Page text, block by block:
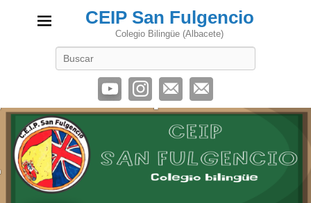
CEIP San Fulgencio
Colegio Bilingüe (Albacete)